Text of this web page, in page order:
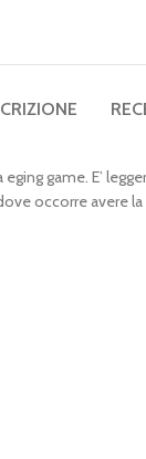
game. E’
occorre avere